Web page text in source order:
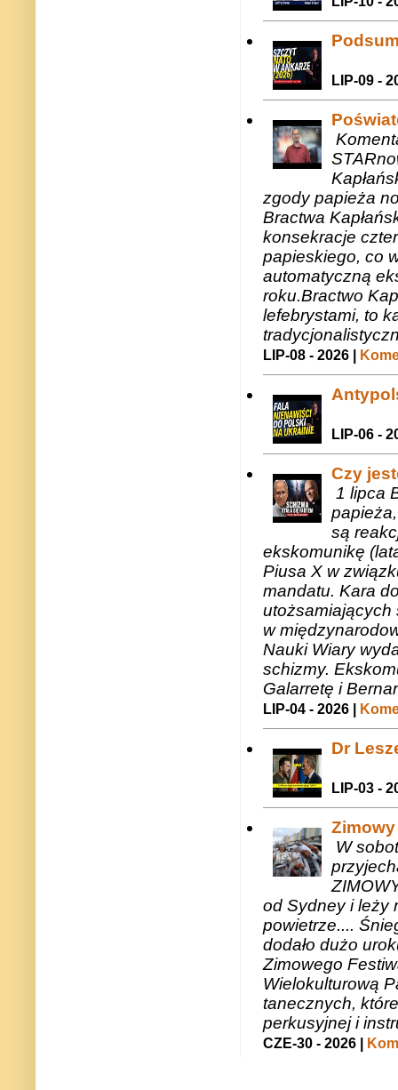
LIP-09 -
zgody papieża
Bractwa
konsekracje
papieskiego, co
automatyczną
roku.Bractwo
lefebrystami, to
LIP-08 - 2026 |
LIP-06 -
Czy
1 lipca
są
ekskomunikę
Piusa X w
mandatu. Kara
utożsamiających
w
Nauki Wiary
schizmy.
Galarretę i
LIP-04 - 2026 |
Dr
LIP-03 -
W
od Sydney i leży
powietrze....
dodało dużo
Zimowego
Wielokulturową
tanecznych,
perkusyjnej i
CZE-30 - 2026 |